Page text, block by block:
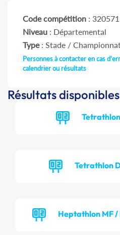
Code compétition : 320571
Niveau : Départemental
Type: Stade /
Personnes à contacter en cas
calendrier ou résultats
Résultats disponibles
Tetrathlon
Heptathlon MF /